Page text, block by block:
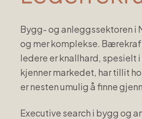
Bygg- og anleggssektoren i
og mer komplekse.
ledere er knallhard, spesielt
kjenner markedet, har tillit
er nesten umulig å finne
Executive search i bygg og